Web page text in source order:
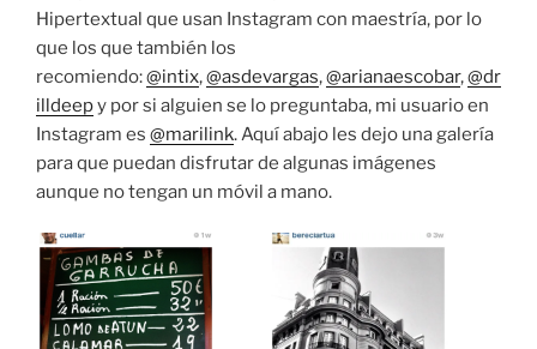
Hipertextual que usan Instagram con maestría, por lo
que los que también los
recomiendo:@intix,@asdevargas,@arianaescobar,@dr
illdeepy por si alguien se lo preguntaba, mi usuario en
Instagram es @marilink. Aquí abajo les dejo una galería
para que puedan disfrutar de algunas imágenes
aunque no tengan un móvil a mano.